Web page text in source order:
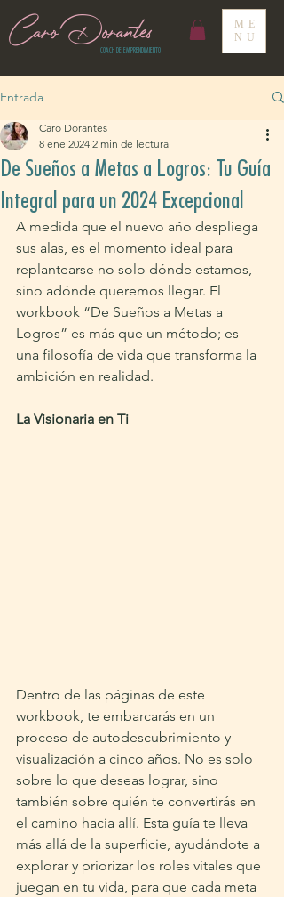
ME
NU
Caro Dorantes
COACH DE EMPRENDIMIENTO
Entrada
De Sueños a Metas a Logros: Tu Guía
Integral para un 2024 Excepcional
Caro Dorantes
8 ene 2024 2 min de lectura
A medida que el nuevo año despliega
sus alas, es el momento ideal para
replantearse no solo dónde estamos,
sino adónde queremos llegar. El
workbook “De Sueños a Metas a
Logros” es más que un método; es
una filosofía de vida que transforma la
ambición en realidad.
La Visionaria en Ti
Dentro de las páginas de este
workbook, te embarcarás en un
proceso de autodescubrimiento y
visualización a cinco años. No es solo
sobre lo que deseas lograr, sino
también sobre quién te convertirás en
el camino hacia allí. Esta guía te lleva
más allá de la superficie, ayudándote a
explorar y priorizar los roles vitales que
juegan en tu vida, para que cada meta